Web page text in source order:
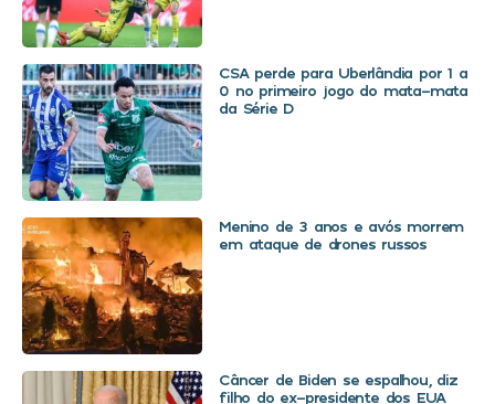
CSA perde para Uberlândia por 1 a
0 no primeiro jogo do mata-mata
da Série D
Menino de 3 anos e avós morrem
em ataque de drones russos
Câncer de Biden se espalhou, diz
filho do ex-presidente dos EUA